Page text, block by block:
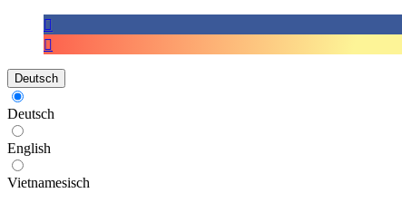
Deutsch
Deutsch
English
Vietnamesisch